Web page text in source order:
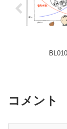
コメント